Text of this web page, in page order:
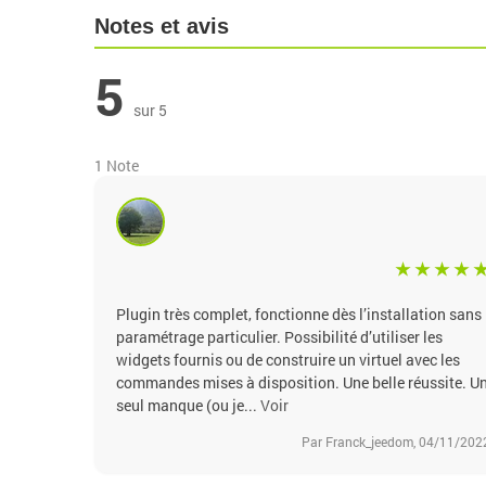
Notes et avis
5 sur 5
1 Note
Plugin très complet, fonctionne dès l’installation sans
paramétrage particulier. Possibilité d’utiliser les
widgets fournis ou de construire un virtuel avec les
commandes mises à disposition. Une belle réussite.
seul manque (ou je... Voir
Par Franck_jeedom, 04/11/